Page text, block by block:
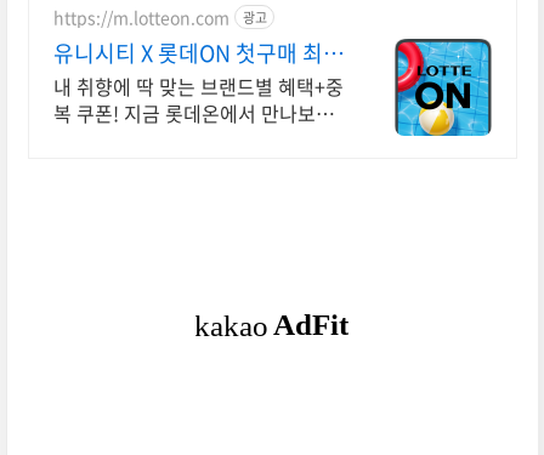
https://m.lotteon.com 광고
유니시티 X 롯데ON 첫구매 최대
5천원 혜택!
내 취향에 딱 맞는 브랜드별 혜택+중
복 쿠폰! 지금 롯데온에서 만나보세